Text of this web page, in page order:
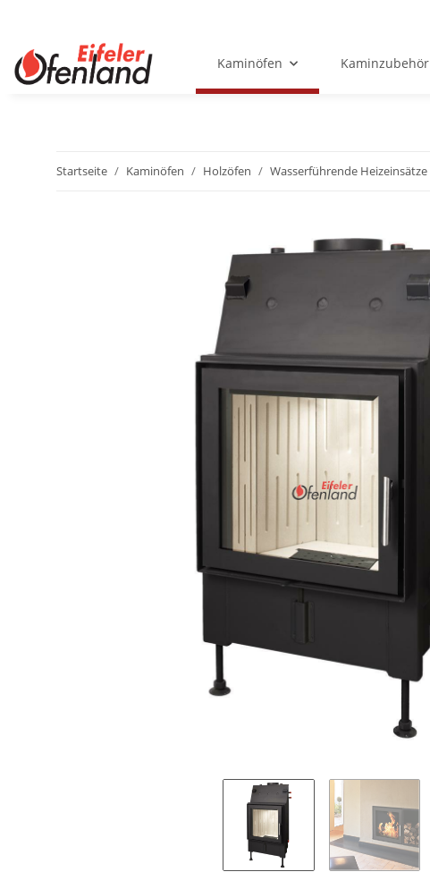
Kaminöfen Kaminzubehör
Startseite Kaminöfen Holzöfen Wasserführende Heizeinsätze